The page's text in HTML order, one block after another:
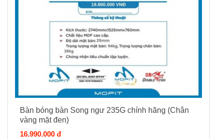
Bàn bóng bàn Song ngư 235G chính hãng (Chân
vàng mặt đen)
16.990.000 đ